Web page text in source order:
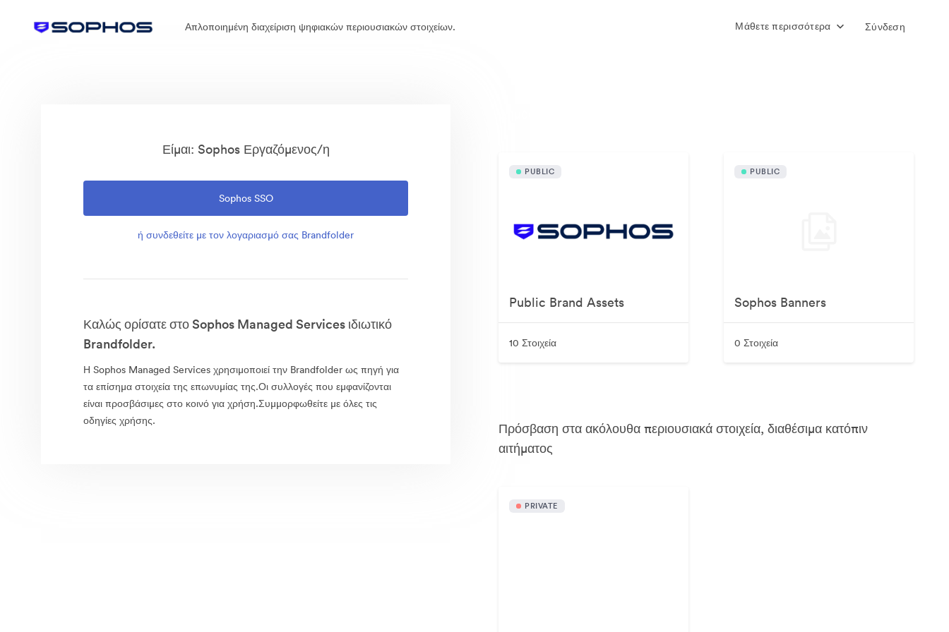
Απλοποιημένη διαχείριση ψηφιακών περιουσιακών στοιχείων. Μάθετε περισσότερα Σύνδεση
Είμαι: Sophos Εργαζόμενος/η
Sophos SSO
ή συνδεθείτε με τον λογαριασμό σας Brandfolder
Καλώς ορίσατε στο Sophos Managed Services ιδιωτικό
Brandfolder.
Η Sophos Managed Services χρησιμοποιεί την Brandfolder ως πηγή για
τα επίσημα στοιχεία της επωνυμίας της.Οι συλλογές που εμφανίζονται
είναι προσβάσιμες στο κοινό για χρήση.Συμμορφωθείτε με όλες τις
οδηγίες χρήσης.
PUBLIC
Public Brand Assets
10 Στοιχεία
PUBLIC
Sophos Banners
0 Στοιχεία
Πρόσβαση στα ακόλουθα περιουσιακά στοιχεία, διαθέσιμα κατόπιν
αιτήματος
PRIVATE